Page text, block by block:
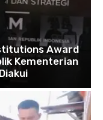
Award
Kementerian